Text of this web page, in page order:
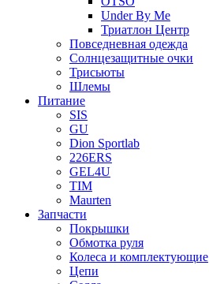
Under By Me
Триатлон Центр
Повседневная одежда
Солнцезащитные очки
Трисьюты
Шлемы
Питание
SIS
GU
Dion Sportlab
226ERS
GEL4U
TIM
Maurten
Запчасти
Покрышки
Обмотка руля
Колеса и комплектующие
Цепи